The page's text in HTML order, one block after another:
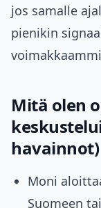
jos samalle
pienikin
Mitä olen
havainnot)
Moni
Suomeen